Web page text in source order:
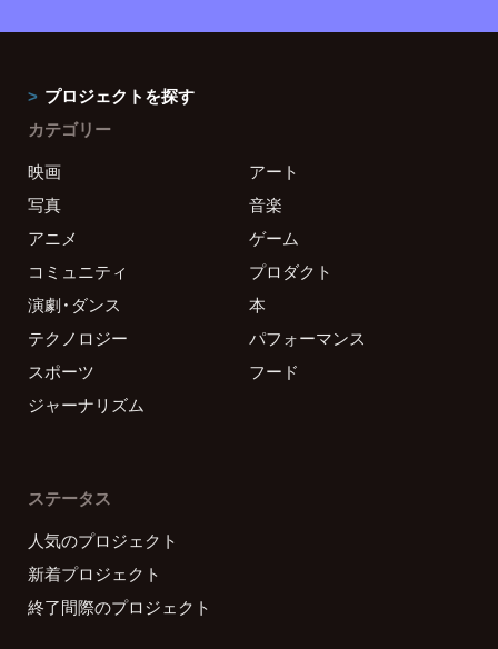
プロジェクトを探す
カテゴリー
映画
アート
写真
音楽
アニメ
ゲーム
コミュニティ
プロダクト
演劇・ダンス
本
テクノロジー
パフォーマンス
スポーツ
フード
ジャーナリズム
ステータス
人気のプロジェクト
新着プロジェクト
終了間際のプロジェクト